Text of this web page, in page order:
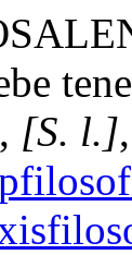
, [S. l.]